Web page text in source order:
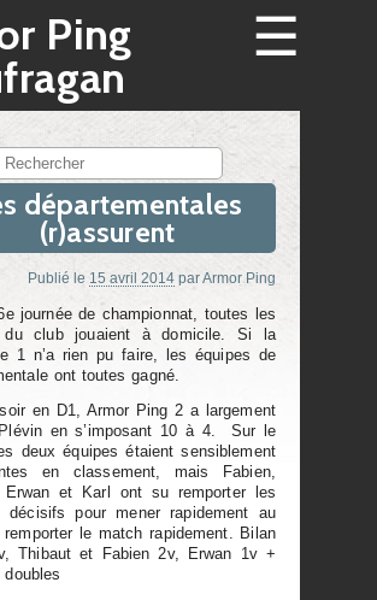
Ping
☰
départementales
(r)assurent
Publié le 15 avril 2014 parArmor Ping
journée de championnat, toutes les
du club jouaient à domicile. Si la
1 n’a rien pu faire, les équipes de
ont toutes gagné.
en D1, Armor Ping 2 a largement
en s’imposant 10 à 4. Sur le
deux équipes étaient sensiblement
en classement, mais Fabien,
Erwan et Karl ont su remporter les
décisifs pour mener rapidement au
le match rapidement. Bilan
Thibaut et Fabien 2v, Erwan 1v +
doubles